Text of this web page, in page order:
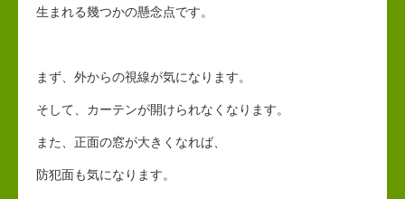
生まれる幾つかの懸念点です。
まず、外からの視線が気になります。
そして、カーテンが開けられなくなります。
また、正面の窓が大きくなれば、
防犯面も気になります。